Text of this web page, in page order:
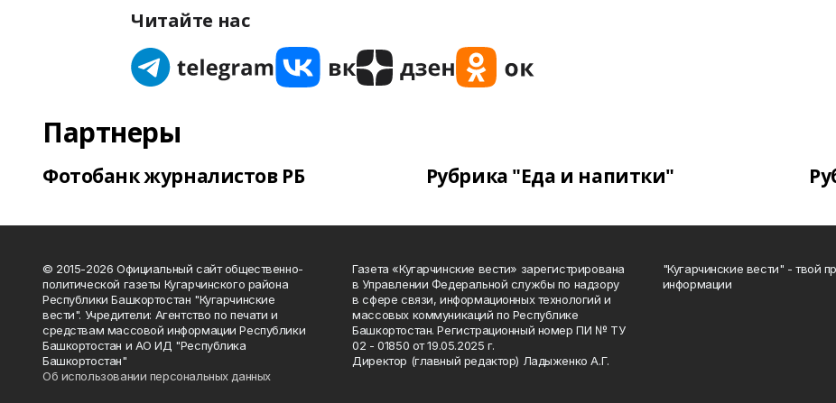
Читайте нас
Партнеры
Фотобанк журналистов РБ Рубрика "Еда и напитки"
© 2015-2026 Официальный сайт общественно-
политической газеты Кугарчинского района
Республики Башкортостан "Кугарчинские
вести". Учредители: Агентство по печати и
средствам массовой информации Республики
Башкортостан и АО ИД "Республика
Башкортостан"
Об использовании персональных данных
Газета «Кугарчинские вести» зарегистрирована
в Управлении Федеральной службы по надзору
в сфере связи, информационных технологий и
массовых коммуникаций по Республике
Башкортостан. Регистрационный номер ПИ № ТУ
02 - 01850 от 19.05.2025 г.
Директор (главный редактор) Ладыженко А.Г.
"Кугарчинские вести" - твой
информации